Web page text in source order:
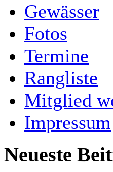
Gewässer
Fotos
Termine
Rangliste
Mitglied
Impressum
Neueste